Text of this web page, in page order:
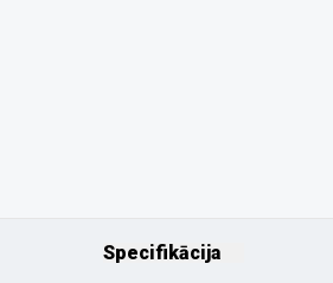
Specifikācija